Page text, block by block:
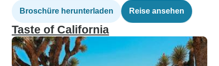
Broschüre herunterladen Reise ansehen
Taste of California